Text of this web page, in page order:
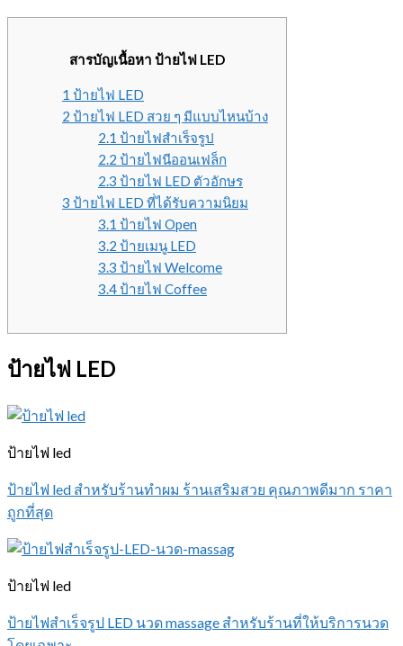
สารบัญเนื้อหา ป้ายไฟ LED
1 ป้ายไฟ LED
2 ป้ายไฟ LED สวย ๆ มีแบบไหนบ้าง
2.1 ป้ายไฟสำเร็จรูป
2.2 ป้ายไฟนีออนเฟล็ก
2.3 ป้ายไฟ LED ตัวอักษร
3 ป้ายไฟ LED ที่ได้รับความนิยม
3.1 ป้ายไฟ Open
3.2 ป้ายเมนู LED
3.3 ป้ายไฟ Welcome
3.4 ป้ายไฟ Coffee
ป้ายไฟ LED
ป้ายไฟ led
ป้ายไฟ led สำหรับร้านทำผม ร้านเสริมสวย คุณภาพดีมาก ราคา
ถูกที่สุด
ป้ายไฟ led
ป้ายไฟสำเร็จรูป LED นวด massage สำหรับร้านที่ให้บริการนวด